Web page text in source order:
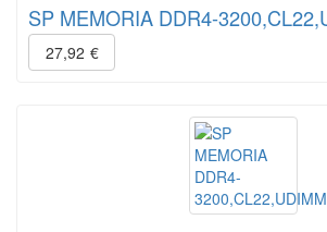
SP MEMORIA DDR4-
27,92 €